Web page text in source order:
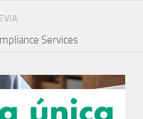
Services